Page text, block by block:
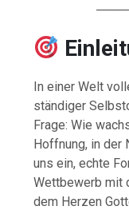
In einer Welt
ständiger
Frage: Wie
Hoffnung, in der
uns ein, echte
Wettbewerb mit
dem Herzen